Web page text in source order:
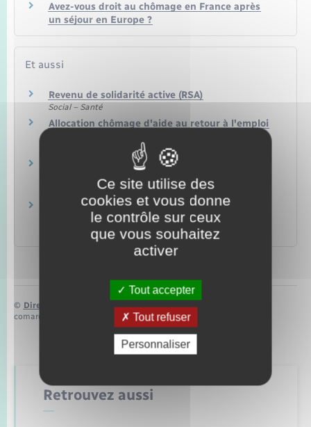
Avez-vous droit au chômage en France après
un séjour en Europe ?
Et aussi
Revenu de solidarité active (RSA)
Social – Santé
Allocation chômage d'aide au retour à l'emploi
Allocation de solidarité spécifique (ASS) et
aides à la reprise d'activité
Social – Santé
Rupture du contrat de travail dans le secteur
Travail – Formation
© Direction de l’information légale et administrative
comarquage developpé par baseo.io
Retrouvez aussi
Ce site utilise des
cookies et vous donne
le contrôle sur ceux
que vous souhaitez
activer
Tout accepter
Tout refuser
Personnaliser